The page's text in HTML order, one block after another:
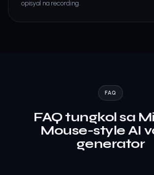
opisyal na recording.
FAQ
FAQ tungkol sa
Mouse-style AI
generator